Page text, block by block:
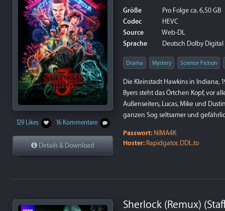
129 Likes 16 Kommentare
Details & Download
Größe
Pro Folge ca. 6,50 GB
Codec
HEVC
Source
Web-DL
Sprache
Deutsch Dolby Digital
Drama Mystery Science Fiction
Die Kleinstadt Hawkins in Indiana,
Byers steht das Örtchen Kopf, vor
Außenseiters, Lucas, Mike und
ganzen Sog seltsamer und
Passwort: NIMA4K
Hoster: Rapidgator, DDL.to
Sherlock (Remux)